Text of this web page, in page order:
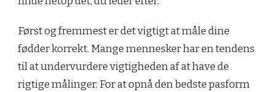
Først og fremmest er det vigtigt at måle dine
fødder korrekt. Mange mennesker har en tendens
til at undervurdere vigtigheden af at have de
rigtige målinger. For at opnå den bedste pasform